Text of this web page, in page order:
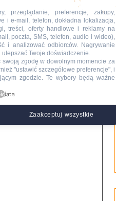
przeglądanie, preferencje, zakupy,
i e-mail, telefon, dokładna lokalizacja,
treści, oferty handlowe i reklamy na
poczta, SMS, telefon, audio i wideo),
i analizować odbiorców. Nagrywanie
Twoje doświadczenie.
swoją zgodę w dowolnym momencie za
"ustawić szczegółowe preferencje", i
zgodzie. Te wybory będą ważne
Zaakceptuj wszystkie